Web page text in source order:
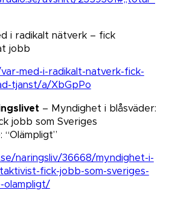
i radikalt nätverk – fick
jobb​​​​​​​
med-i-radikalt-natverk-fick-
tjanst/a/XbGpPo
– Myndighet i blåsväder:
jobb som Sveriges
“Olämpligt”​​​​​​​
naringsliv/36668/myndighet-i-
fick-jobb-som-sveriges-
olampligt/